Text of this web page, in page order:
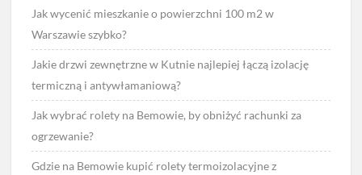
Jak wycenić mieszkanie o powierzchni 100 m2 w
Warszawie szybko?
Jakie drzwi zewnętrzne w Kutnie najlepiej łączą izolację
termiczną i antywłamaniową?
Jak wybrać rolety na Bemowie, by obniżyć rachunki za
ogrzewanie?
Gdzie na Bemowie kupić rolety termoizolacyjne z